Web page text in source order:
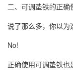
二、可调垫铁的正确
说了那么多，你以为
No!
正确使用可调垫铁也